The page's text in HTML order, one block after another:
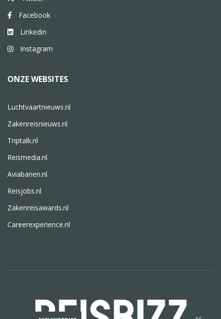
Facebook
Linkedin
Instagram
ONZE WEBSITES
Luchtvaartnieuws.nl
Zakenreisnieuws.nl
Triptalk.nl
Reismedia.nl
Aviabanen.nl
Reisjobs.nl
Zakenreisawards.nl
Careerexperience.nl